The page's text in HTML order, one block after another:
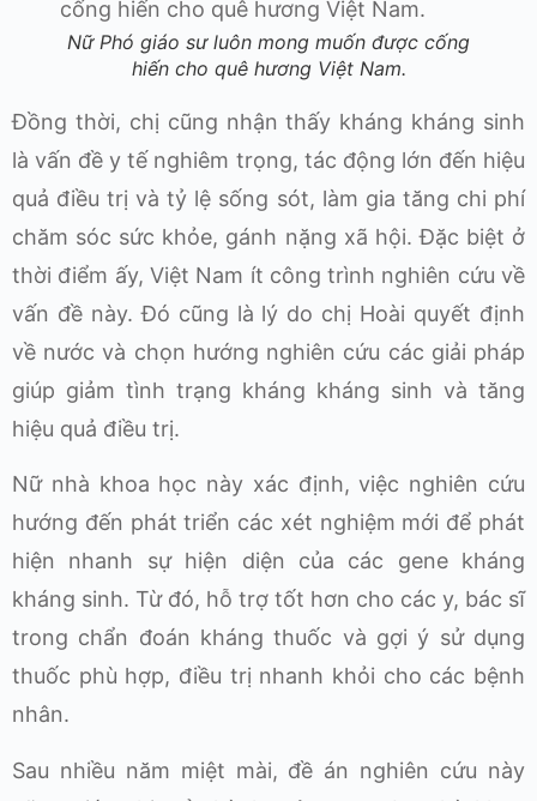
Nữ Phó giáo sư luôn mong muốn được cống
hiến cho quê hương Việt Nam.
Đồng thời, chị cũng nhận thấy kháng kháng sinh
là vấn đề y tế nghiêm trọng, tác động lớn đến hiệu
quả điều trị và tỷ lệ sống sót, làm gia tăng chi phí
chăm sóc sức khỏe, gánh nặng xã hội. Đặc biệt ở
thời điểm ấy, Việt Nam ít công trình nghiên cứu về
vấn đề này. Đó cũng là lý do chị Hoài quyết định
về nước và chọn hướng nghiên cứu các giải pháp
giúp giảm tình trạng kháng kháng sinh và tăng
hiệu quả điều trị.
Nữ nhà khoa học này xác định, việc nghiên cứu
hướng đến phát triển các xét nghiệm mới để phát
hiện nhanh sự hiện diện của các gene kháng
kháng sinh. Từ đó, hỗ trợ tốt hơn cho các y, bác sĩ
trong chẩn đoán kháng thuốc và gợi ý sử dụng
thuốc phù hợp, điều trị nhanh khỏi cho các bệnh
nhân.
Sau nhiều năm miệt mài, đề án nghiên cứu này